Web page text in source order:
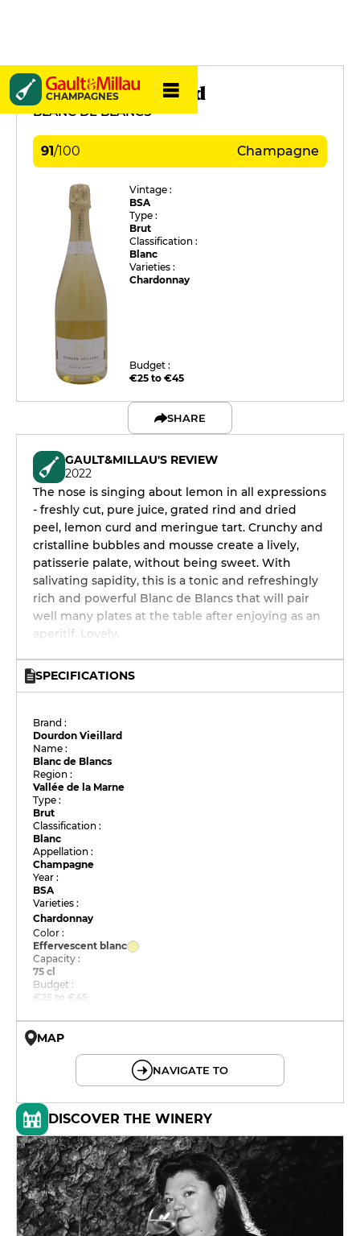
CHAMPAGNES
Dourdon Vieillard
BLANC DE BLANCS
91/100 Champagne
Vintage :
BSA
Type :
Brut
Classification :
Blanc
Varieties :
Chardonnay
Budget :
€25 to €45
SHARE
GAULT&MILLAU'S REVIEW
2022
The nose is singing about lemon in all expressions
- freshly cut, pure juice, grated rind and dried
peel, lemon curd and meringue tart. Crunchy and
cristalline bubbles and mousse create a lively,
patisserie palate, without being sweet. With
salivating sapidity, this is a tonic and refreshingly
rich and powerful Blanc de Blancs that will pair
well many plates at the table after enjoying as an
aperitif. Lovely.
SPECIFICATIONS
Brand :
Dourdon Vieillard
Name :
Blanc de Blancs
Region :
Vallée de la Marne
Type :
Brut
Classification :
Blanc
Appellation :
Champagne
Year :
BSA
Varieties :
Chardonnay
Color :
Effervescent blanc
Capacity :
75 cl
Budget :
€25 to €45
MAP
NAVIGATE TO
DISCOVER THE WINERY